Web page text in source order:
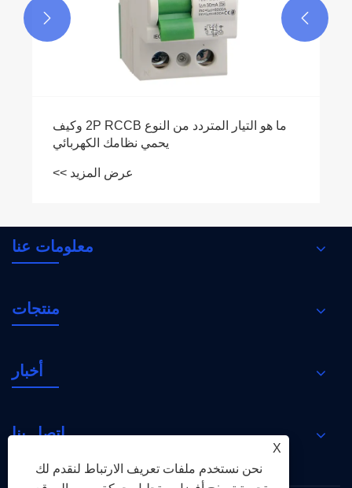


معلومات عنا
منتجات
أخبار
اتصل بنا
X
نحن نستخدم ملفات تعريف الارتباط لنقدم لك